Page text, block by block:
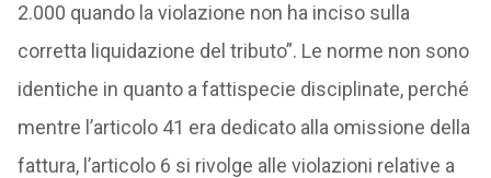
2.000 quando la violazione non ha inciso sulla
corretta liquidazione del tributo”. Le norme non sono
identiche in quanto a fattispecie disciplinate, perché
mentre l’articolo 41 era dedicato alla omissione della
fattura, l’articolo 6 si rivolge alle violazioni relative a